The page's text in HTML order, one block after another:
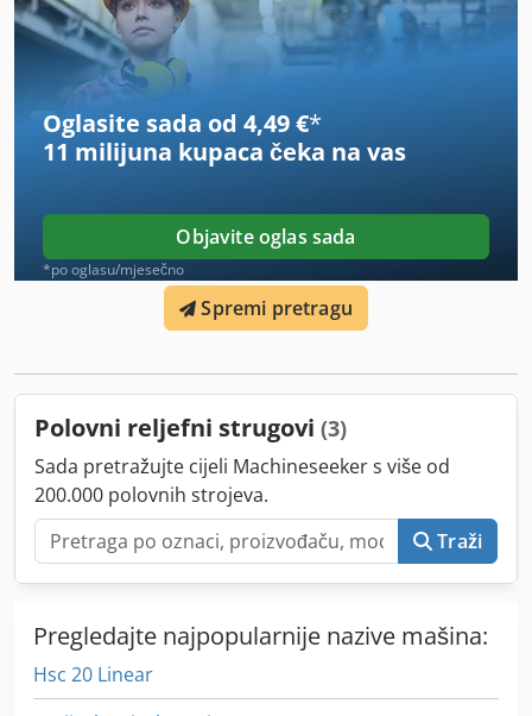
Oglasite sada od 4,49 €*
11 milijuna kupaca čeka na vas
Objavite oglas sada
*po oglasu/mjesečno
Spremi pretragu
Polovni reljefni strugovi (3)
Sada pretražujte cijeli Machineseeker s više od
200.000 polovnih strojeva.
Traži
Pregledajte najpopularnije nazive mašina:
Hsc 20 Linear